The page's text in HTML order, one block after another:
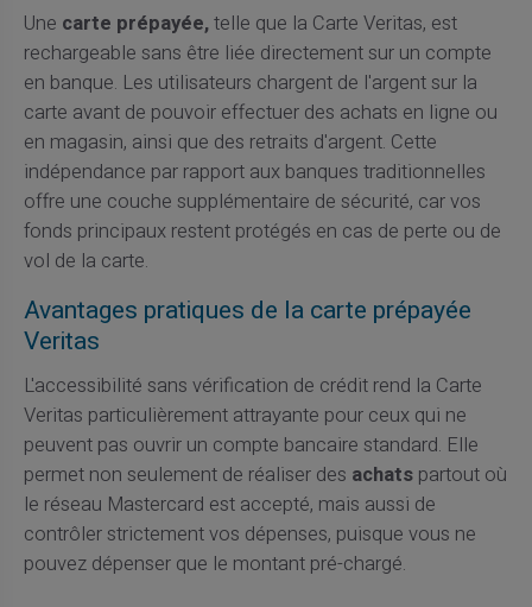
Une carte prépayée,telle que la Carte Veritas, est
rechargeable sans être liée directement sur un compte
en banque. Les utilisateurs chargent de l'argent sur la
carte avant de pouvoir effectuer des achats en ligne ou
en magasin, ainsi que des retraits d'argent. Cette
indépendance par rapport aux banques traditionnelles
offre une couche supplémentaire de sécurité, car vos
fonds principaux restent protégés en cas de perte ou de
vol de la carte.
Avantages pratiques de la carte prépayée
Veritas
L'accessibilité sans vérification de crédit rend la Carte
Veritas particulièrement attrayante pour ceux qui ne
peuvent pas ouvrir un compte bancaire standard. Elle
permet non seulement de réaliser des achatspartout où
le réseau Mastercard est accepté, mais aussi de
contrôler strictement vos dépenses, puisque vous ne
pouvez dépenser que le montant pré-chargé.